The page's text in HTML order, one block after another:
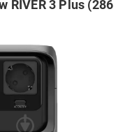
RIVER 3 Plus (286